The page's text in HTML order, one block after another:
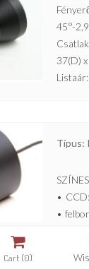
45°-
37(D)
Típus:
•
•
lux/
3,7
Cart (0)